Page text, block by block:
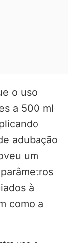
o uso
a 500 ml
adubação
um
à
como a